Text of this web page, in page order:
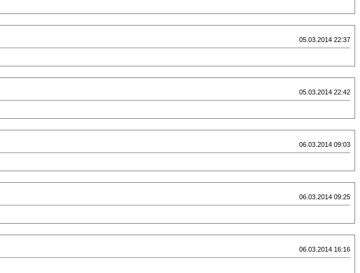
05.03.2014 22:37
05.03.2014 22:42
06.03.2014 09:03
06.03.2014 09:25
06.03.2014 16:16